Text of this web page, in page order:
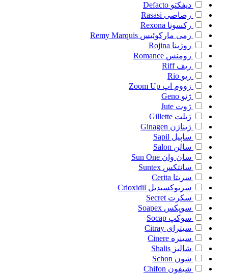
دیفکتو Defacto
رصاصی Rasasi
رکسونا Rexona
رمی مارکوئیس Remy Marquis
روژینا Rojina
رومنس Romance
ریف Riff
ریو Rio
زووم اپ Zoom Up
ژنو Geno
ژوت Jute
ژیلت Gillette
ژیناژن Ginagen
ساپیل Sapil
سالن Salon
سان وان Sun One
سانتکس Suntex
سریتا Cerita
سریوکسیدیل Crioxidil
سکرت Secret
سوپکس Soapex
سوکپ Socap
سیترای Citray
سینره Cinere
شالیز Shalis
شون Schon
شیفون Chifon